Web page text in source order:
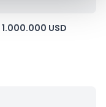
1.000.000 USD